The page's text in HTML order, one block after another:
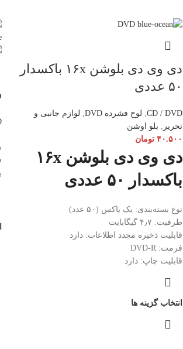
دی وی دی بلوشن ۱۶x باکسدار
۵۰ عددی
CD / DVD
, لوح فشرده DVD , لوازم جانبی و
تحریر , بلو اوشن
۴۰.۵۰۰ تومان
دی وی دی بلوشن ۱۶x
باکسدار ۵۰ عددی
نوع بسته‌بندی: یک یاکس (۵۰ عدد)
ظرفیت: ۴٫۷ گیگابایت
قابلیت ذخیره مجدد اطلاعات: دارد
فرمت: DVD-R
قابلیت چاپ: دارد
انتخاب گزینه ها